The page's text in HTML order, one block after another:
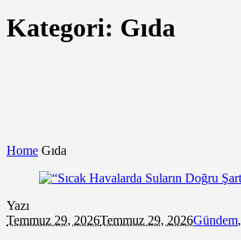
Kategori: Gıda
Home Gıda
Yazı
Temmuz 29, 2026Temmuz 29, 2026Gündem,